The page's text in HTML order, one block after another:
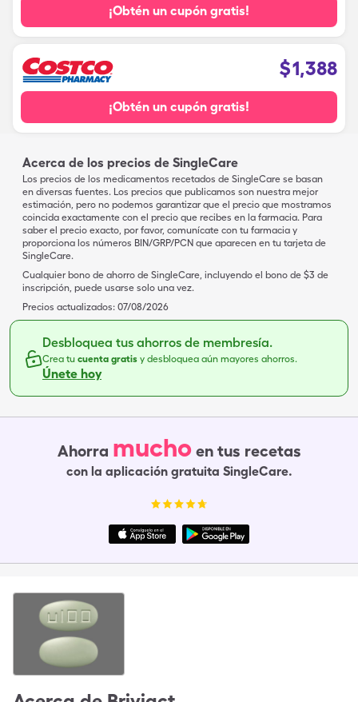
¡Obtén un cupón gratis!
$1,388
¡Obtén un cupón gratis!
Acerca de los precios de SingleCare
Los precios de los medicamentos recetados de SingleCare se basan
en diversas fuentes. Los precios que publicamos son nuestra mejor
estimación, pero no podemos garantizar que el precio que mostramos
coincida exactamente con el precio que recibes en la farmacia. Para
saber el precio exacto, por favor, comunícate con tu farmacia y
proporciona los números BIN/GRP/PCN que aparecen en tu tarjeta de
SingleCare.
Cualquier bono de ahorro de SingleCare, incluyendo el bono de $3 de
inscripción, puede usarse solo una vez.
Precios actualizados: 07/08/2026
Desbloquea tus ahorros de membresía.
Crea tu cuenta gratis y desbloquea aún mayores ahorros.
Únete hoy
Ahorra mucho en tus recetas
con la aplicación gratuita SingleCare.